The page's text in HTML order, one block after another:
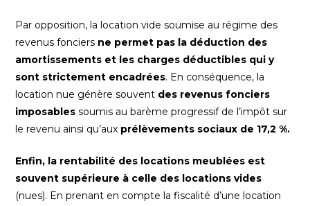
Par opposition, la location vide soumise au régime des
revenus fonciers ne permet pas la déduction des
amortissements et les charges déductibles qui y
sont strictement encadrées. En conséquence, la
location nue génère souvent des revenus fonciers
imposables soumis au barème progressif de l’impôt sur
le revenu ainsi qu’aux prélèvements sociaux de 17,2 %.
Enfin, la rentabilité des locations meublées est
souvent supérieure à celle des locations vides
(nues). En prenant en compte la fiscalité d’une location